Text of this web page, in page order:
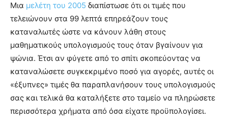
Μια μελέτη του 2005 διαπίστωσε ότι οι τιμές που
τελειώνουν στα 99 λεπτά επηρεάζουν τους
καταναλωτές ώστε να κάνουν λάθη στους
μαθηματικούς υπολογισμούς τους όταν βγαίνουν για
ψώνια. Έτσι αν φύγετε από το σπίτι σκοπεύοντας να
καταναλώσετε συγκεκριμένο ποσό για αγορές, αυτές οι
«έξυπνες» τιμές θα παραπλανήσουν τους υπολογισμούς
σας και τελικά θα καταλήξετε στο ταμείο να πληρώσετε
περισσότερα χρήματα από όσα εἰχατε προϋπολογίσει.